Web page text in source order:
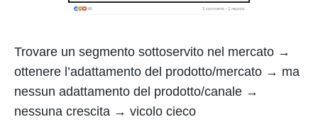
Trovare un segmento sottoservito nel mercato →
ottenere l’adattamento del prodotto/mercato → ma
nessun adattamento del prodotto/canale →
nessuna crescita → vicolo cieco